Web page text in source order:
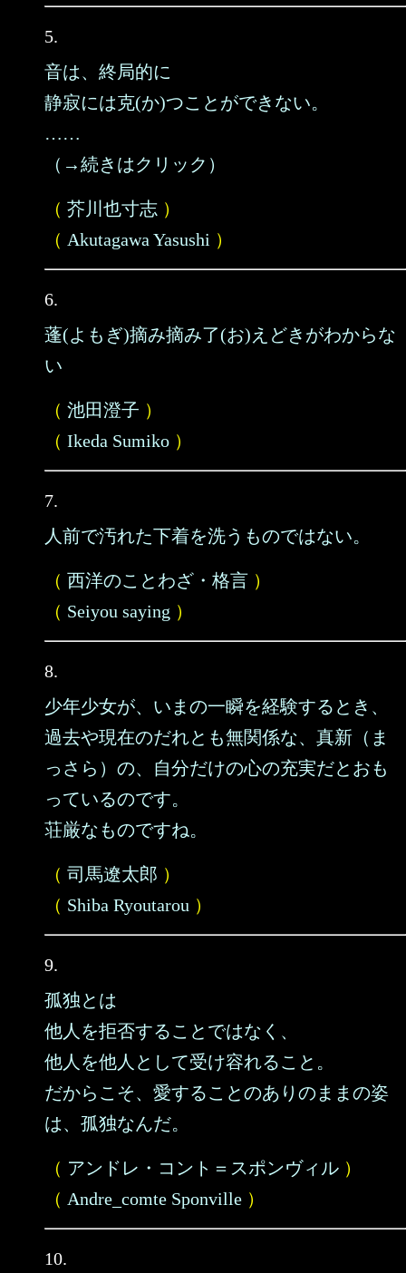
5.
音は、終局的に
静寂には克(か)つことができない。
……
（→続きはクリック）
（ 芥川也寸志 ）
（ Akutagawa Yasushi ）
6.
蓬(よもぎ)摘み摘み了(お)えどきがわからな
い
（ 池田澄子 ）
（ Ikeda Sumiko ）
7.
人前で汚れた下着を洗うものではない。
（ 西洋のことわざ・格言 ）
（ Seiyou saying ）
8.
少年少女が、いまの一瞬を経験するとき、
過去や現在のだれとも無関係な、真新（ま
っさら）の、自分だけの心の充実だとおも
っているのです。
荘厳なものですね。
（ 司馬遼太郎 ）
（ Shiba Ryoutarou ）
9.
孤独とは
他人を拒否することではなく、
他人を他人として受け容れること。
だからこそ、愛することのありのままの姿
は、孤独なんだ。
（ アンドレ・コント＝スポンヴィル ）
（ Andre_comte Sponville ）
10.